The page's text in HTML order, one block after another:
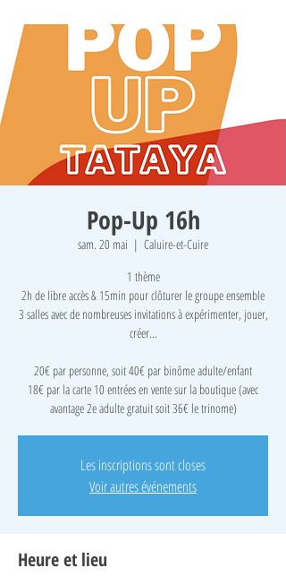
Pop-Up 16h
sam. 20 mai
  |
Caluire-et-Cuire
1 thème
2h de libre accès & 15min pour clôturer le groupe ensemble
3 salles avec de nombreuses invitations à expérimenter, jouer,
créer...
​20€ par personne, soit 40€ par binôme adulte/enfant
18€ par la carte 10 entrées en vente sur la boutique (avec
avantage 2e adulte gratuit soit 36€ le trinome)
Les inscriptions sont closes
Voir autres événements
Heure et lieu